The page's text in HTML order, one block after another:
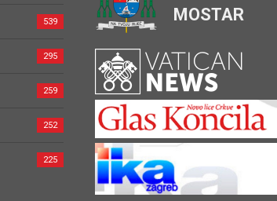
539
295
259
252
225
MOSTAR